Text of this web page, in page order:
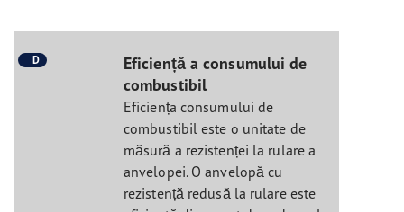
D
Eficiență a consumului de
combustibil
Eficiența consumului de
combustibil este o unitate de
măsură a rezistenței la rulare a
anvelopei. O anvelopă cu
rezistență redusă la rulare este